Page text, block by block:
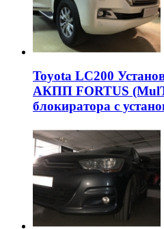
Toyota LC200
АКПП FORTUS
блокиратора с